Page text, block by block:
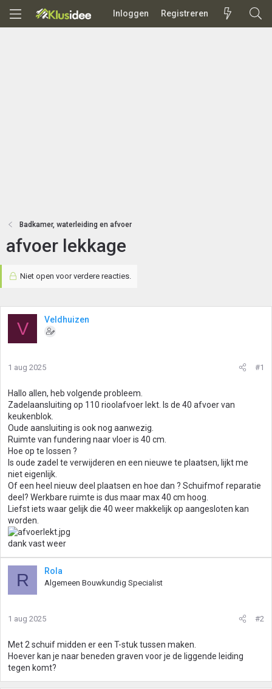
Inloggen Registreren
Badkamer, waterleiding en afvoer
afvoer lekkage
Niet open voor verdere reacties.
V Veldhuizen
1 aug 2025 #1
Hallo allen, heb volgende probleem.
Zadelaansluiting op 110 rioolafvoer lekt. Is de 40 afvoer van
keukenblok.
Oude aansluiting is ook nog aanwezig.
Ruimte van fundering naar vloer is 40 cm.
Hoe op te lossen ?
Is oude zadel te verwijderen en een nieuwe te plaatsen, lijkt me
niet eigenlijk.
Of een heel nieuw deel plaatsen en hoe dan ? Schuifmof reparatie
deel? Werkbare ruimte is dus maar max 40 cm hoog.
Liefst iets waar gelijk die 40 weer makkelijk op aangesloten kan
worden.
dank vast weer
R Rola
Algemeen Bouwkundig Specialist
1 aug 2025 #2
Met 2 schuif midden er een T-stuk tussen maken.
Hoever kan je naar beneden graven voor je de liggende leiding
tegen komt?